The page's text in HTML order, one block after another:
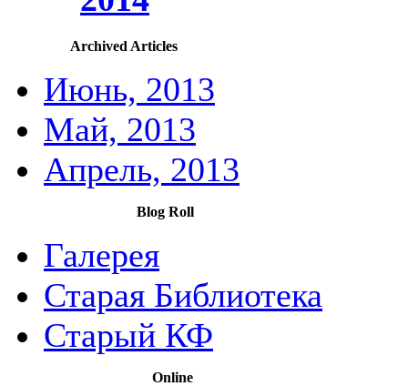
Archived Articles
Июнь, 2013
Май, 2013
Апрель, 2013
Blog Roll
Галерея
Старая Библиотека
Старый КФ
Online